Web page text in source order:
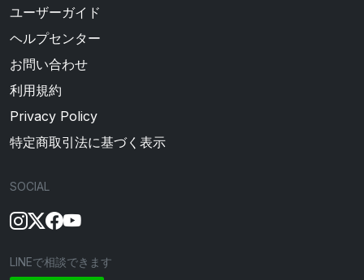
ユーザーガイド
ヘルプセンター
お問い合わせ
利用規約
Privacy Policy
特定商取引法に基づく表示
SOCIAL
LINEで相談できます